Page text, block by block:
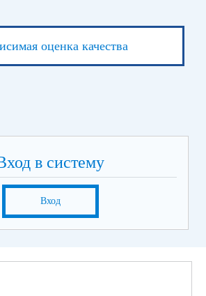
оценка качества
в систему
Вход